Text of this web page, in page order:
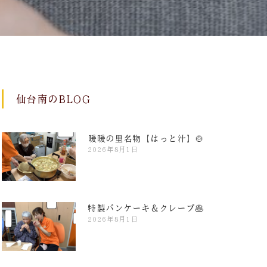
仙台南のBLOG
暖暖の里名物【はっと汁】🍲
2026年8月1日
特製パンケーキ＆クレープ🥞
2026年8月1日